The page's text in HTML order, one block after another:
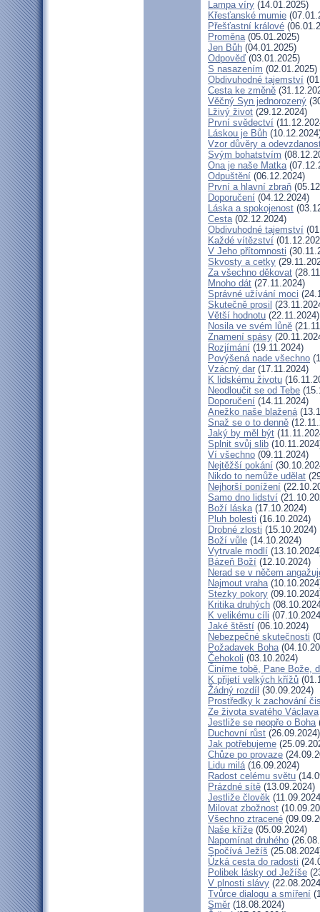
Lampa víry (14.01.2025)
Křesťanské mumie
Přešťastní králové
Proměna(05.01.2025)
Jen Bůh (04.01.2025)
Odpověď (03.01.2025)
S nasazením (02.01.2025)
Obdivuhodné tajemství
Cesta ke změně
Věčný Syn jednorozený
Lživý život (29.12.2024)
První svědectví
Láskou je Bůh
Vzor důvěry a
Svým bohatstvím
Ona je naše Matka
Odpuštění (06.12.2024)
První a hlavní zbraň
Doporučení (04.12.2024)
Láska a spokojenost
Cesta(02.12.2024)
Obdivuhodné tajemství
Každé vítězství
V Jeho přítomnosti
Skvosty a cetky
Za všechno děkovat
Mnoho dát (27.11.2024)
Správné užívání moci
Skutečně prosil
Větší hodnotu (22.11.2024)
Nosila ve svém lůně
Znamení spásy
Rozjímání (19.11.2024)
Povýšená nade všechno
Vzácný dar (17.11.2024)
K lidskému životu
Neodloučit se od Tebe
Doporučení (14.11.2024)
Anežko naše blažená
Snaž se o to denně
Jaký by měl být
Splnit svůj slib
Ví všechno (09.11.2024)
Nejtěžší pokání
Nikdo to nemůže udělat
Nejhorší ponížení
Samo dno lidství
Boží láska(17.10.2024)
Pluh bolesti (16.10.2024)
Drobné zlosti (15.10.2024)
Boží vůle (14.10.2024)
Vytrvale modlí
Bázeň Boží (12.10.2024)
Nerad se v něčem
Najmout vraha
Stezky pokory
Kritika druhých
K velikému cíli
Jaké štěstí (06.10.2024)
Nebezpečné skutečnosti
Požadavek Boha
Čehokoli (03.10.2024)
Činíme tobě, Pane Bože,
K přijetí velkých křížů
Žádný rozdíl (30.09.2024)
Prostředky k zachování
Ze života svatého Václava
Jestliže se neopře o Boha
Duchovní růst (26.09.2024)
Jak potřebujeme
Chůze po provaze
Lidu milá(16.09.2024)
Radost celému světu
Prázdné sítě (13.09.2024)
Jestliže člověk
Milovat zbožnost
Všechno ztracené
Naše kříže (05.09.2024)
Napomínat druhého
Spočívá Ježíš
Úzká cesta do radosti
Polibek lásky od Ježíše
V plnosti slávy
Tvůrce dialogu a smíření
Směr (18.08.2024)